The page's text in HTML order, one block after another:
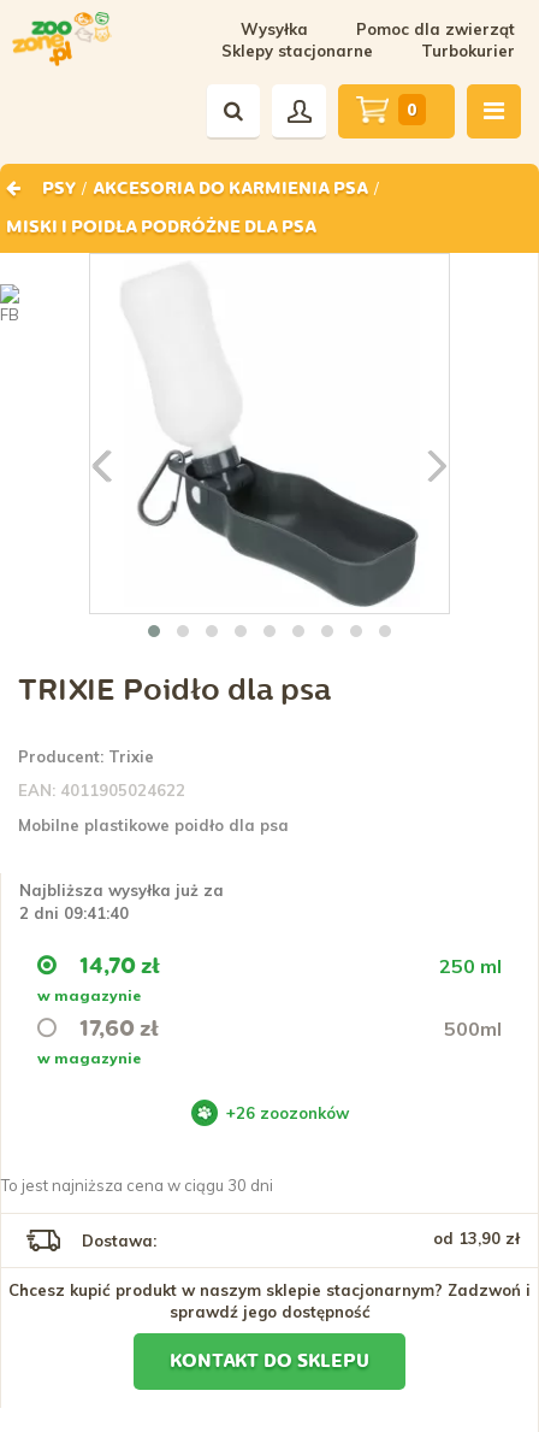
Pomoc dla zwierząt
Wysyłka
Turbokurier
Sklepy stacjonarne
PSY / AKCESORIA DO KARMIENIA PSA /
MISKI I POIDŁA PODRÓŻNE DLA PSA
0
TRIXIE Poidło dla psa
Producent: Trixie
EAN: 4011905024622
Mobilne plastikowe poidło dla psa
Najbliższa wysyłka już za
2 dni 09:41:40
14,70 zł 250 ml
w magazynie
17,60 zł 500ml
w magazynie
+26 zoozonków
To jest najniższa cena w ciągu 30 dni
Dostawa: od 13,90 zł
Chcesz kupić produkt w naszym sklepie stacjonarnym? Zadzwoń i
sprawdź jego dostępność
KONTAKT DO SKLEPU